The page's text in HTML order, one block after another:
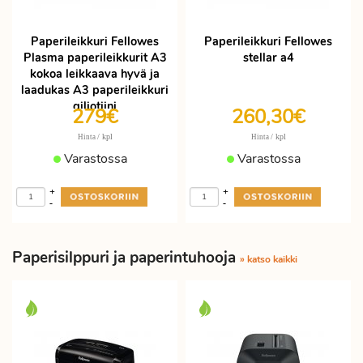
Paperileikkuri Fellowes
Plasma paperileikkurit A3
kokoa leikkaava hyvä ja
laadukas A3 paperileikkuri
giljotiini
279€
Hinta / kpl
Varastossa
-
+
Paperileikkuri Fellowes
stellar a4
260,30€
Hinta / kpl
Varastossa
-
+
Paperisilppuri ja paperintuhooja » katso kaikki